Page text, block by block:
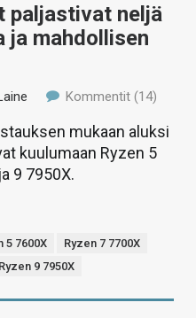
paljastivat neljä
ja mahdollisen
Kommentit (14)
mukaan aluksi
kuulumaan Ryzen 5
9 7950X.
5 7600X
Ryzen 7 7700X
Ryzen 9 7950X